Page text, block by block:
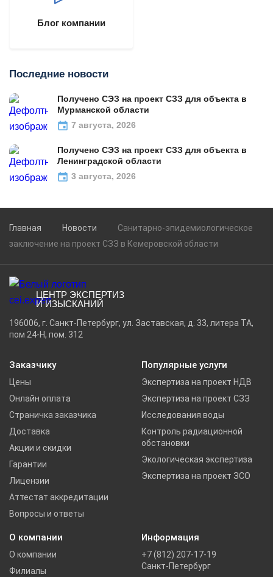
Блог компании
Последние новости
Получено СЭЗ на проект СЗЗ для объекта в
Мурманской области
7 августа, 2026
Получено СЭЗ на проект СЗЗ для объекта в
Ленинградской области
3 августа, 2026
Главная Новости
Санитарно-эпидемиологическое
заключение на проект СЗЗ в Кемеровской области
ЦЕНТР ЭКСПЕРТИЗ
И ИЗЫСКАНИЙ
196006, г. Санкт-Петербург, ул. Заставская, д. 33, литера ТА,
пом 24-Н, пом. 312
Заказчику
Цены
Онлайн оплата
Страничка заказчика
Доставка
Акции и скидки
Гарантии
Лицензии
Аттестат аккредитации
Вопросы и ответы
Популярные услуги
Экспертиза на проект НДВ
Экспертиза на проект СЗЗ
Исследования воды
Контроль радиационной
обстановки
Экологическая экспертиза
Экспертиза на проект ЗСО
О компании
О компании
Филиалы
Информация
+7 (812) 207-17-19
Санкт-Петербург